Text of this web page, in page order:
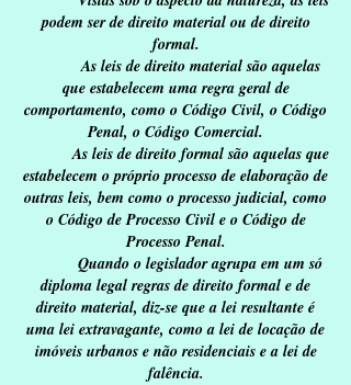
podem ser de direito material ou de direito
formal.
As leis de direito material são aquelas
que estabelecem uma regra geral de
comportamento, como o Código Civil, o Código
Penal, o Código Comercial.
As leis de direito formal são aquelas que
estabelecem o próprio processo de elaboração de
outras leis, bem como o processo judicial, como
o Código de Processo Civil e o Código de
Processo Penal.
Quando o legislador agrupa em um só
diploma legal regras de direito formal e de
direito material, diz-se que a lei resultante é
uma lei extravagante, como a lei de locação de
imóveis urbanos e não residenciais e a lei de
falência.